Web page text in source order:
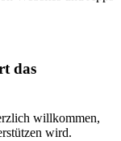
das
willkommen,
wird.